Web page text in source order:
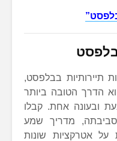
תיירותיות בבלפסט,
הדרך הטובה ביותר
ובעונה אחת. קבלו
מדריך שמע
אטרקציות שונות